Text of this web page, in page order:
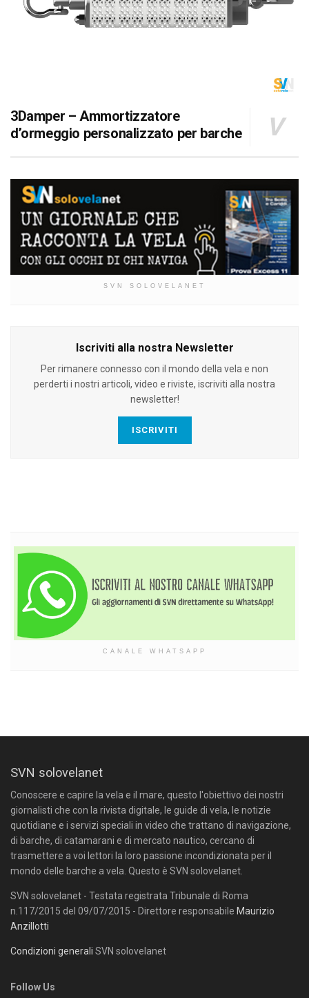
3Damper – Ammortizzatore
d’ormeggio personalizzato per barche
SVN SOLOVELANET
Iscriviti alla nostra Newsletter
Per rimanere connesso con il mondo della vela e non
perderti i nostri articoli, video e riviste, iscriviti alla nostra
newsletter!
ISCRIVITI
CANALE WHATSAPP
SVN solovelanet
Conoscere e capire la vela e il mare, questo l'obiettivo dei nostri
giornalisti che con la rivista digitale, le guide di vela, le notizie
quotidiane e i servizi speciali in video che trattano di navigazione,
di barche, di catamarani e di mercato nautico, cercano di
trasmettere a voi lettori la loro passione incondizionata per il
mondo delle barche a vela. Questo è SVN solovelanet.
SVN solovelanet - Testata registrata Tribunale di Roma
n.117/2015 del 09/07/2015 - Direttore responsabile Maurizio
Anzillotti
Condizioni generali SVN solovelanet
Follow Us